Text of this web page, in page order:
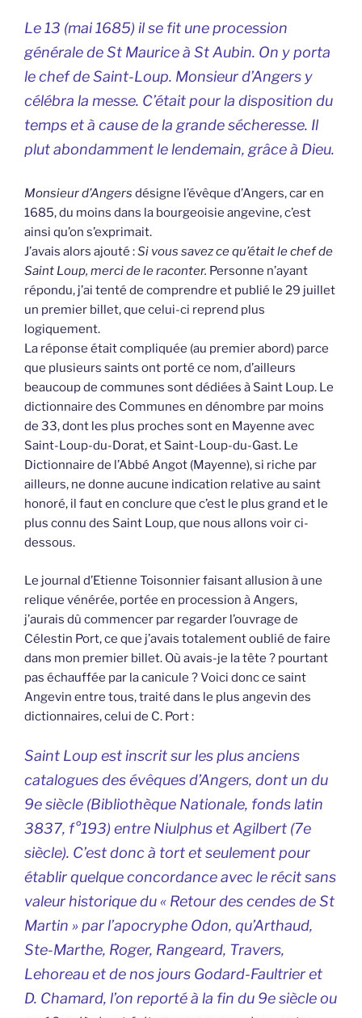
Le 13 (mai 1685) il se fit une procession
générale de St Maurice à St Aubin. On y porta
le chef de Saint-Loup. Monsieur d’Angers y
célébra la messe. C’était pour la disposition du
temps et à cause de la grande sécheresse. Il
plut abondamment le lendemain, grâce à Dieu.
Monsieur d’Angers désigne l’évêque d’Angers, car en
1685, du moins dans la bourgeoisie angevine, c’est
ainsi qu’on s’exprimait.
J’avais alors ajouté :Si vous savez ce qu’était le chef de
Saint Loup, merci de le raconter. Personne n’ayant
répondu, j’ai tenté de comprendre et publié le 29 juillet
un premier billet, que celui-ci reprend plus
logiquement.
La réponse était compliquée (au premier abord) parce
que plusieurs saints ont porté ce nom, d’ailleurs
beaucoup de communes sont dédiées à Saint Loup. Le
dictionnaire des Communes en dénombre par moins
de 33, dont les plus proches sont en Mayenne avec
Saint-Loup-du-Dorat, et Saint-Loup-du-Gast. Le
Dictionnaire de l’Abbé Angot (Mayenne), si riche par
ailleurs, ne donne aucune indication relative au saint
honoré, il faut en conclure que c’est le plus grand et le
plus connu des Saint Loup, que nous allons voir ci-
dessous.
Le journal d’Etienne Toisonnier faisant allusion à une
relique vénérée, portée en procession à Angers,
j’aurais dû commencer par regarder l’ouvrage de
Célestin Port, ce que j’avais totalement oublié de faire
dans mon premier billet. Où avais-je la tête ? pourtant
pas échauffée par la canicule ? Voici donc ce saint
Angevin entre tous, traité dans le plus angevin des
dictionnaires, celui de C. Port :
Saint Loup est inscrit sur les plus anciens
catalogues des évêques d’Angers, dont un du
9e siècle (Bibliothèque Nationale, fonds latin
3837, f°193) entre Niulphus et Agilbert (7e
siècle). C’est donc à tort et seulement pour
établir quelque concordance avec le récit sans
valeur historique du « Retour des cendes de St
Martin » par l’apocryphe Odon, qu’Arthaud,
Ste-Marthe, Roger, Rangeard, Travers,
Lehoreau et de nos jours Godard-Faultrier et
D. Chamard, l’on reporté à la fin du 9e siècle ou